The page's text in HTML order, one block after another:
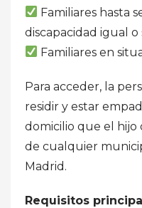
Familiares hasta
discapacidad igual o
Familiares en
Para acceder, la
residir y estar
domicilio que el hijo
de cualquier
Madrid.
Requisitos